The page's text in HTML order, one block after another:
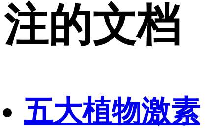
注的文档
五大植物激素